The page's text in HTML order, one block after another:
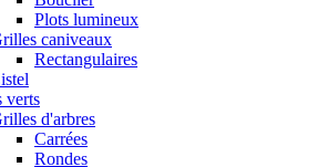
Plots lumineux
caniveaux
Rectangulaires
verts
d'arbres
Carrées
Rondes